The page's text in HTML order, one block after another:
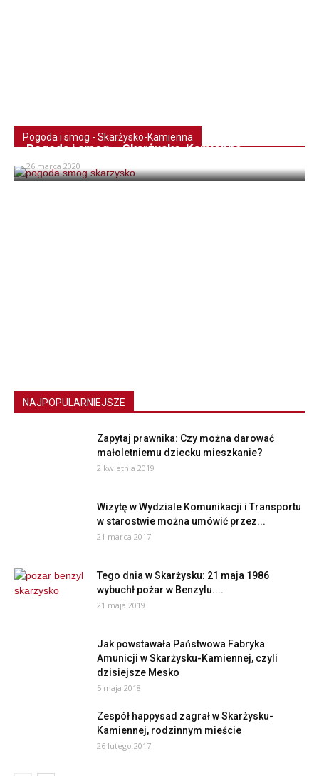
Pogoda i smog - Skarżysko-Kamienna
Pogoda i smog – Skarżysko-Kamienna
26 marca 2020
NAJPOPULARNIEJSZE
Zapytaj prawnika: Czy można darować
małoletniemu dziecku mieszkanie?
2 kwietnia 2019
Wizytę w Wydziale Komunikacji i Transportu
w starostwie można umówić przez...
21 marca 2017
Tego dnia w Skarżysku: 21 maja 1986
wybuchł pożar w Benzylu....
21 maja 2019
Jak powstawała Państwowa Fabryka
Amunicji w Skarżysku-Kamiennej, czyli
dzisiejsze Mesko
5 maja 2018
Zespół happysad zagrał w Skarżysku-
Kamiennej, rodzinnym mieście
26 lutego 2017